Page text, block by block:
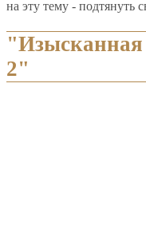
на эту тему - подтянуть
2"